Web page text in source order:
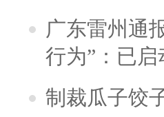
广东雷州通
行为”：已
制裁瓜子饺